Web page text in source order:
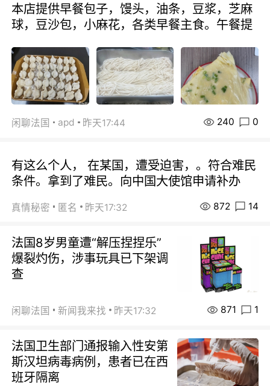
本店提供早餐包子，馒头，油条，豆浆，芝麻
球，豆沙包，小麻花，各类早餐主食。午餐提
闲聊法国 apd 昨天17:44 240 0
有这么个人， 在某国，遭受迫害，。符合难民
条件。拿到了难民。向中国大使馆申请补办
真情秘密 匿名 昨天17:32 872 14
法国8岁男童遭“解压捏捏乐”
爆裂灼伤，涉事玩具已下架调
查
闲聊法国 新闻我来找 昨天17:32 871 1
法国卫生部门通报输入性安第
斯汉坦病毒病例，患者已在西
班牙隔离